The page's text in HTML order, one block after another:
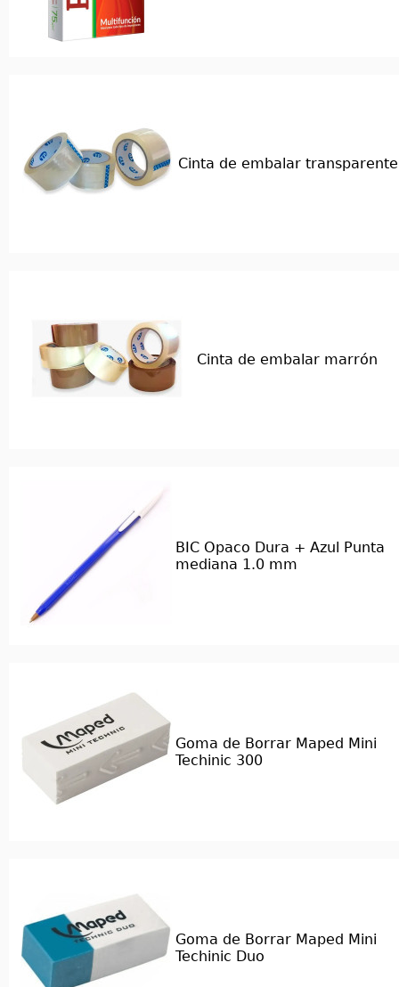
Cinta de embalar transparente
Cinta de embalar marrón
BIC Opaco Dura + Azul Punta
mediana 1.0 mm
Goma de Borrar Maped Mini
Techinic 300
Goma de Borrar Maped Mini
Techinic Duo